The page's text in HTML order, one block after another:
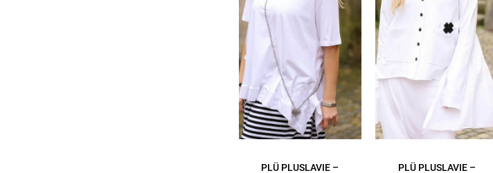
PLÜ PLUSLAVIE –
PLÜ PLUSLAVIE –